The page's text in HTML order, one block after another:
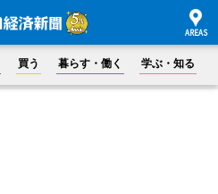
買う 暮らす・働く 学ぶ・知る